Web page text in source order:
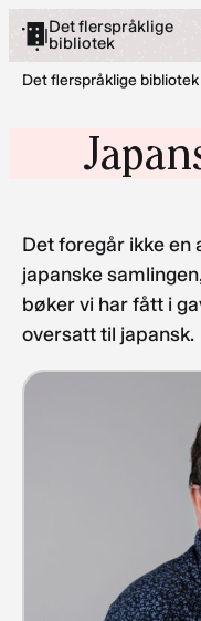
Hopp
innhold
|Det flerspråklige
bibliotek
Det flerspråklige bibliotek
Det foregår ikke en
japanske
bøker vi har fått i
oversatt til japansk.